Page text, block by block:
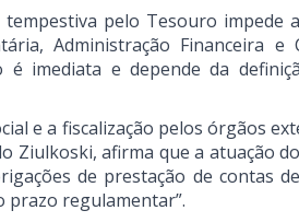
pelo Tesouro impede
Administração Financeira e
é imediata e depende da
e a fiscalização pelos órgãos
Ziulkoski, afirma que a atuação
de prestação de contas
prazo regulamentar”.